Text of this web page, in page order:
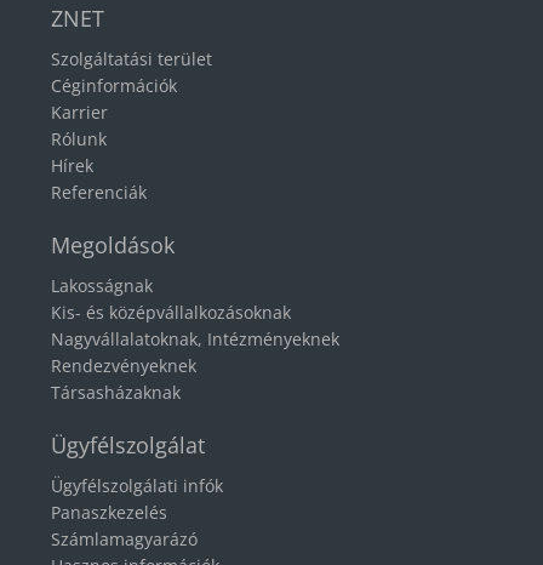
ZNET
Szolgáltatási terület
Céginformációk
Karrier
Rólunk
Hírek
Referenciák
Megoldások
Lakosságnak
Kis- és középvállalkozásoknak
Nagyvállalatoknak, Intézményeknek
Rendezvényeknek
Társasházaknak
Ügyfélszolgálat
Ügyfélszolgálati infók
Panaszkezelés
Számlamagyarázó